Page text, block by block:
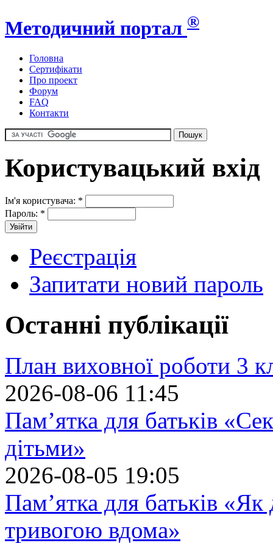
Методичний портал ®
Головна
Сертифікати
Про проект
Форум
FAQ
Контакти
Користувацький вхід
Ім'я користувача: *
Пароль: *
Реєстрація
Запитати новий пароль
Останні публікації
План виховної роботи 3
2026-08-06 11:45
Пам’ятка для батьків
дітьми»
2026-08-05 19:05
Пам’ятка для батьків
тривогою вдома»